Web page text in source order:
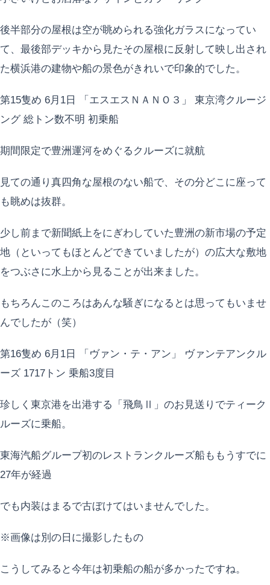
後半部分の屋根は空が眺められる強化ガラスになってい
て、最後部デッキから見たその屋根に反射して映し出され
た横浜港の建物や船の景色がきれいで印象的でした。
第15隻め 6月1日 「エスエスＮＡＮＯ３」 東京湾クルージ
ング 総トン数不明 初乗船
期間限定で豊洲運河をめぐるクルーズに就航
見ての通り真四角な屋根のない船で、その分どこに座って
も眺めは抜群。
少し前まで新聞紙上をにぎわしていた豊洲の新市場の予定
地（といってもほとんどできていましたが）の広大な敷地
をつぶさに水上から見ることが出来ました。
もちろんこのころはあんな騒ぎになるとは思ってもいませ
んでしたが（笑）
第16隻め 6月1日 「ヴァン・テ・アン」 ヴァンテアンクル
ーズ 1717トン 乗船3度目
珍しく東京港を出港する「飛鳥Ⅱ」のお見送りでティーク
ルーズに乗船。
東海汽船グループ初のレストランクルーズ船ももうすでに
27年が経過
でも内装はまるで古ぼけてはいませんでした。
※画像は別の日に撮影したもの
こうしてみると今年は初乗船の船が多かったですね。